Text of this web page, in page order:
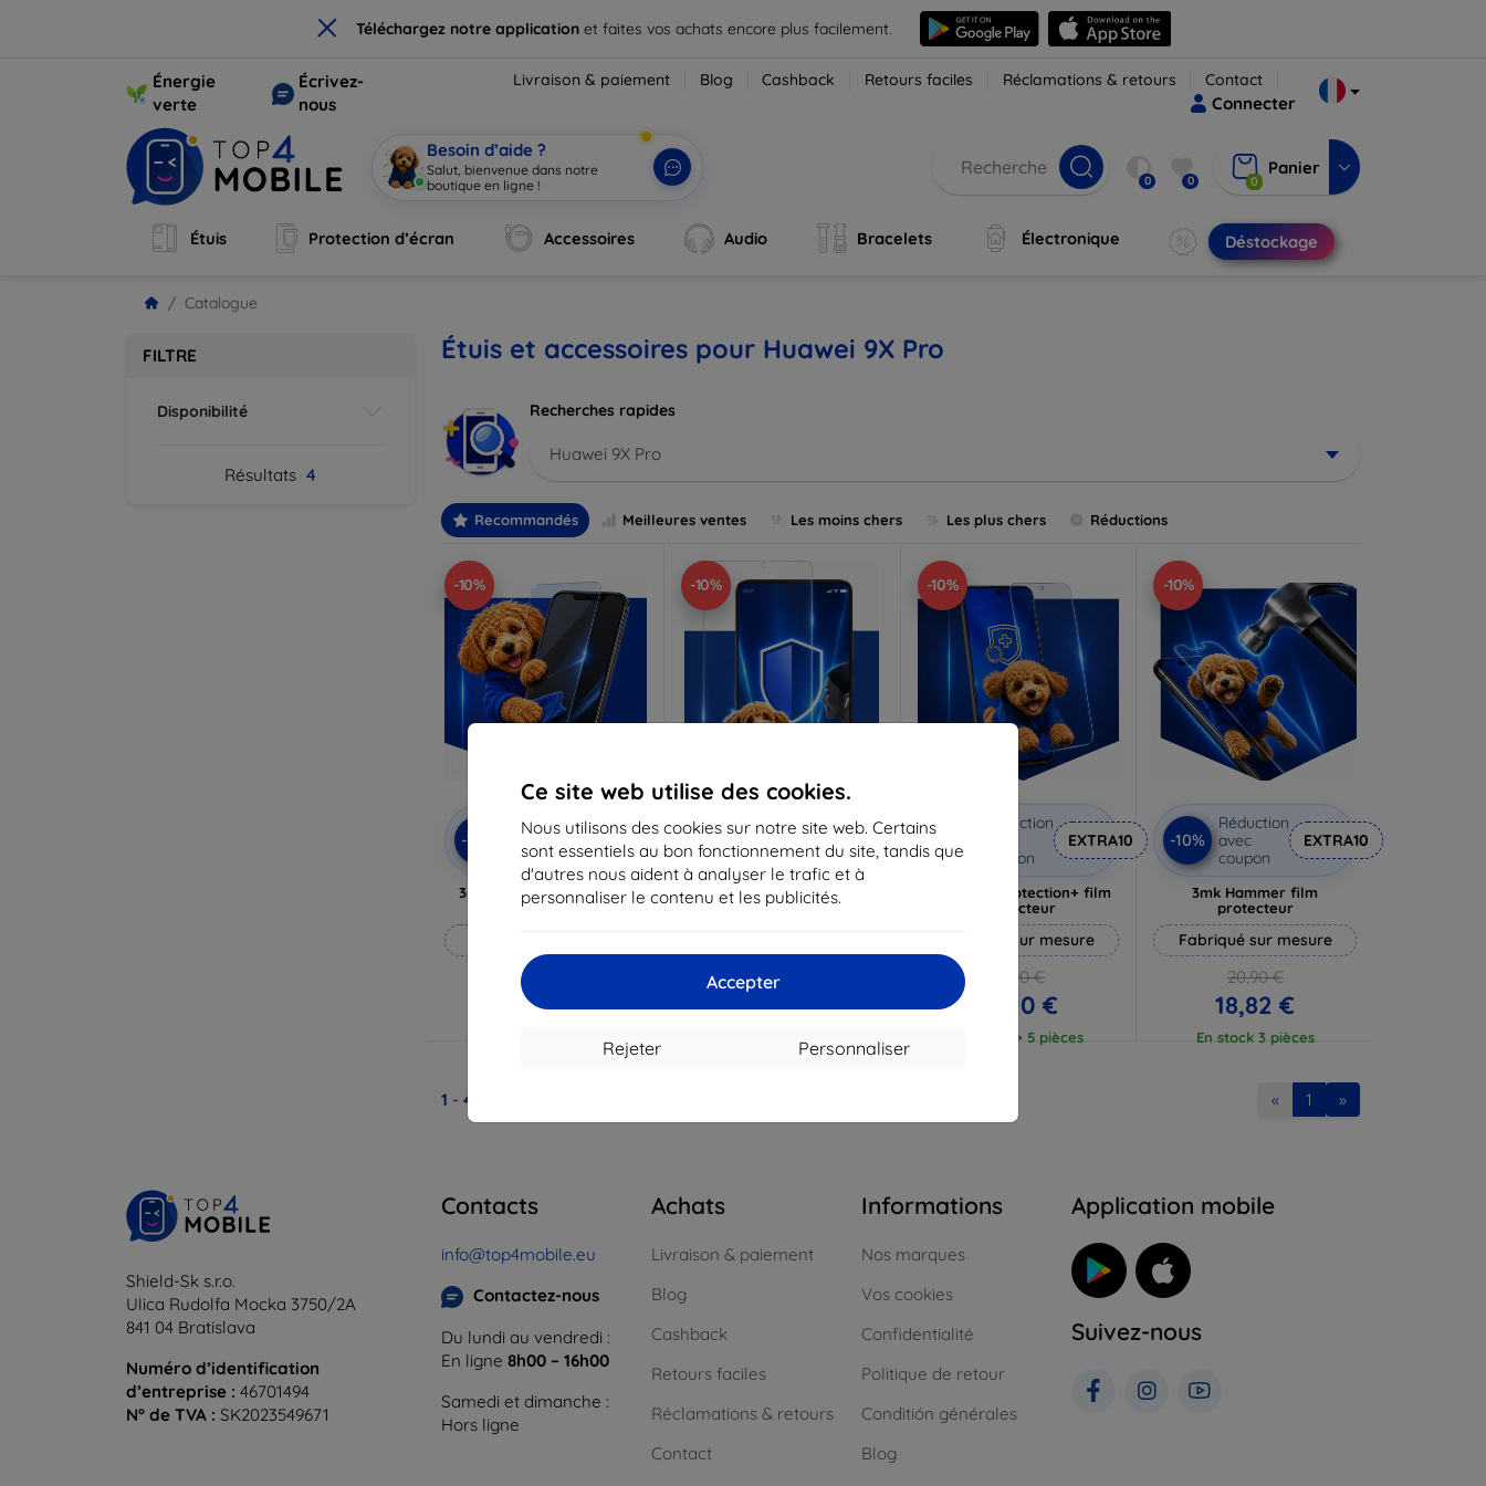
× Téléchargez notre application et faites vos achats encore plus facilement.
Ce site web utilise des cookies.
Nous utilisons des cookies sur notre site web. Certains
sont essentiels au bon fonctionnement du site, tandis que
d'autres nous aident à analyser le trafic et à
personnaliser le contenu et les publicités.
Accepter
Personnaliser
Rejeter
Énergie
verte
Écrivez-
nous
Livraison & paiement Blog Cashback Retours faciles Réclamations & retours Contact
Connecter
Besoin d’aide ?
Salut, bienvenue dans notre
boutique en ligne !
0 0 0
Panier
Étuis Protection d’écran Accessoires Audio Bracelets Électronique Déstockage
Catalogue
FILTRE
Disponibilité
Résultats 4
Étuis et accessoires pour Huawei 9X Pro
Recherches rapides
Huawei 9X Pro
Recommandés Meilleures ventes Les moins chers Les plus chers Réductions
-10%
-10%
Réduction
avec
coupon
EXTRA10
3mk Anti-Shock verre de
protection
17,90 €
16,12 €
-10%
-10%
Réduction
avec
coupon
EXTRA10
3mk Pure Matt Verre de
protection
13,90 €
12,50 €
-10%
-10%
Réduction
coupon
EXTRA10
3mk Silverprotection+ film
protecteur
Fabriqué sur mesure
19,90 €
17,90 €
En stock > 5 pièces
-10%
-10%
Réduction
avec
coupon
EXTRA10
3mk Hammer film
protecteur
Fabriqué sur mesure
20,90 €
18,82 €
En stock 3 pièces
1 - 4 « 1 »
Shield-Sk s.r.o.
Ulica Rudolfa Mocka 3750/2A
841 04 Bratislava
Numéro d’identification
d’entreprise : 46701494
N° de TVA : SK2023549671
Contacts
info@top4mobile.eu
Contactez-nous
Du lundi au vendredi :
En ligne 8h00 – 16h00
Samedi et dimanche :
Hors ligne
Achats
Livraison & paiement
Blog
Cashback
Retours faciles
Réclamations & retours
Contact
Informations
Nos marques
Vos cookies
Confidentialité
Politique de retour
Conditión générales
Blog
Application mobile
Suivez-nous